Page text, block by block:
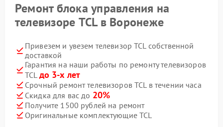
Ремонт блока управления на
телевизоре TCL в Воронеже
Привезем и увезем телевизор TCL собственной
доставкой
Гарантия на наши работы по ремонту телевизоров
TCL до 3-х лет
Срочный ремонт телевизоров TCL в течении часа
Скидка для вас до 20%
Получите 1500 рублей на ремонт
Оригинальные комплектующие TCL